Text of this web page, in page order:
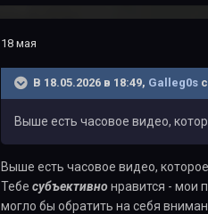
18 мая
В 18.05.2026 в 18:49, Galleg0s
Выше есть часовое видео,
Выше есть часовое видео, которое
Тебе субъективнонравится - мои
могло бы обратить на себя